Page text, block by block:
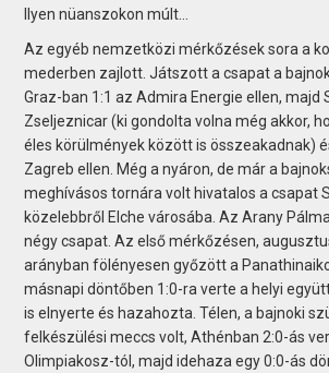
Ilyen nüanszokon múlt…
Az egyéb nemzetközi mérkőzések sora a
mederben zajlott. Játszott a csapat a
Graz-ban 1:1 az Admira Energie ellen, majd
Zseljeznicar (ki gondolta volna még akkor,
éles körülmények között is összeakadnak)
Zagreb ellen. Még a nyáron, de már a
meghívásos tornára volt hivatalos a csapat
közelebbről Elche városába. Az Arany
négy csapat. Az első mérkőzésen,
arányban fölényesen győzött a
másnapi döntőben 1:0-ra verte a helyi
is elnyerte és hazahozta. Télen, a bajnoki
felkészülési meccs volt, Athénban 2:0-ás
Olimpiakosz-tól, majd idehaza egy 0:0-ás